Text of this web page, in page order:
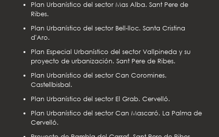
Plan Urbanístico del sector Mas Alba. Sant Pere de
Ribes.
Plan Urbanístico del sector Bell-lloc. Santa Cristina
d'Aro.
Plan Especial Urbanístico del sector Vallpineda y su
proyecto de urbanización. Sant Pere de Ribes.
Plan Urbanístico del sector Can Coromines.
Castellbisbal.
Plan Urbanístico del sector El Grab. Cervelló.
Plan Urbanístico del sector Can Mascaró. La Palma de
Cervelló.